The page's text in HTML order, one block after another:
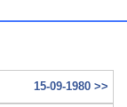
15-09-1980 >>